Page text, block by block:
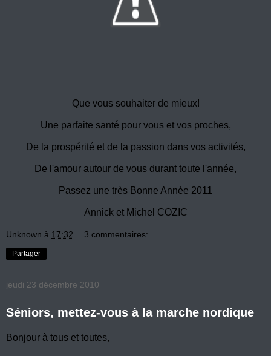
Que vous souhaiter de mieux!
Une parfaite santé pour vous et vos proches,
De la prospérité et de la passion dans vos activités,
De l'amour autour de vous durant toute l'année,
Passez une très Bonne Année 2011
Annick et Michel COZIC
Unknown à 17:32 3 commentaires:
Partager
jeudi 23 décembre 2010
Séniors, mettez-vous à la marche nordique
Bonjour à tous et toutes,